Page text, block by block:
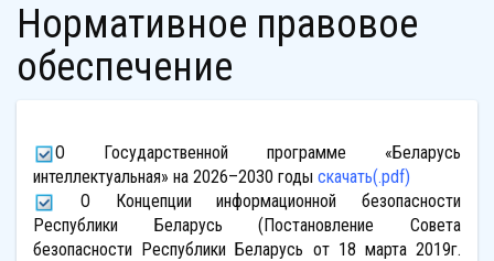
Нормативное правовое
обеспечение
О Государственной программе «Беларусь
интеллектуальная» на 2026–2030 годы скачать(.pdf)
О Концепции информационной безопасности
Республики Беларусь (Постановление Совета
безопасности Республики Беларусь от 18 марта 2019г.